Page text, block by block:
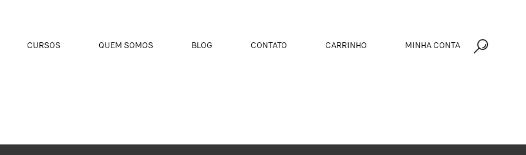
CURSOS QUEM SOMOS BLOG CONTATO CARRINHO MINHA CONTA